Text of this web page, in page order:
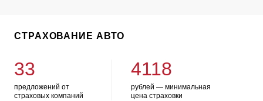
СТРАХОВАНИЕ АВТО
33
предложений от
страховых компаний
4118
рублей — минимальная
цена страховки